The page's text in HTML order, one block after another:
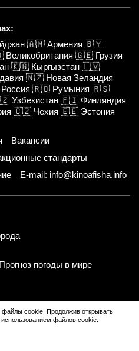
🇦🇲 Армения 🇧🇾
Великобритания 🇬🇪 Грузия
🇰🇬 Кыргызстан 🇱🇻
🇳🇿 Новая Зеландия
Россия 🇷🇴 Румыния 🇷🇸
Узбекистан 🇫🇮 Финляндия
🇨🇿 Чехия 🇪🇪 Эстония
Вакансии
стандарты
E-mail: info@kinoafisha.info
Прогноз погоды в мире
принадлежат «Киноафиша».
с письменного разрешения
файлы cookie. Продолжив открывать
файлов cookie.